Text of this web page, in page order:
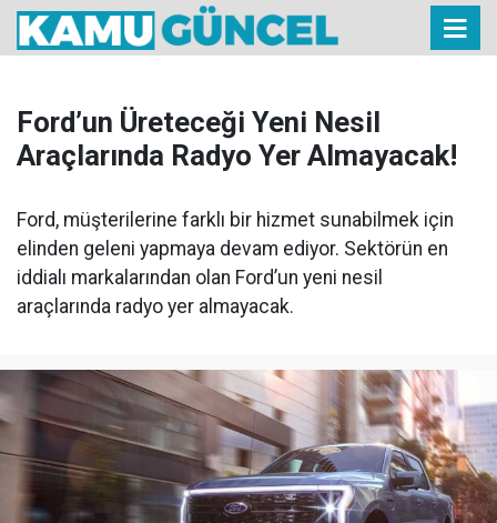
Ford’un Üreteceği Yeni Nesil
Araçlarında Radyo Yer Almayacak!
Ford, müşterilerine farklı bir hizmet sunabilmek için
elinden geleni yapmaya devam ediyor. Sektörün en
iddialı markalarından olan Ford’un yeni nesil
araçlarında radyo yer almayacak.